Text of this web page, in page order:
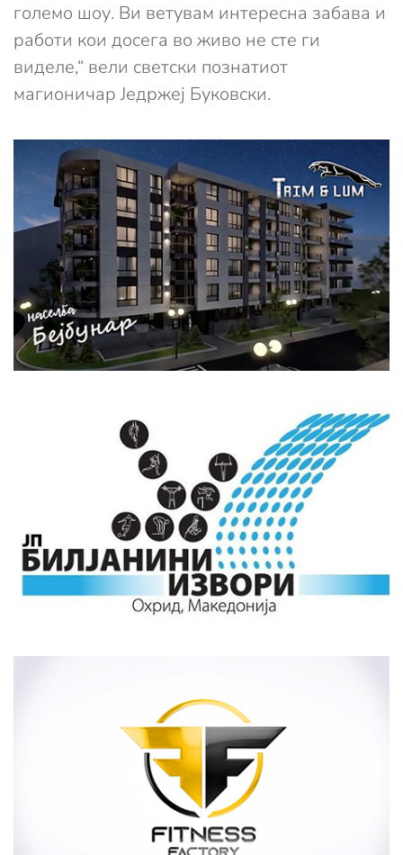
големо шоу. Ви ветувам интересна забава и
работи кои досега во живо не сте ги
виделе,“ вели светски познатиот
магионичар Једржеј Буковски.